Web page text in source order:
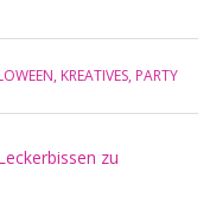
, KREATIVES, PARTY
zu